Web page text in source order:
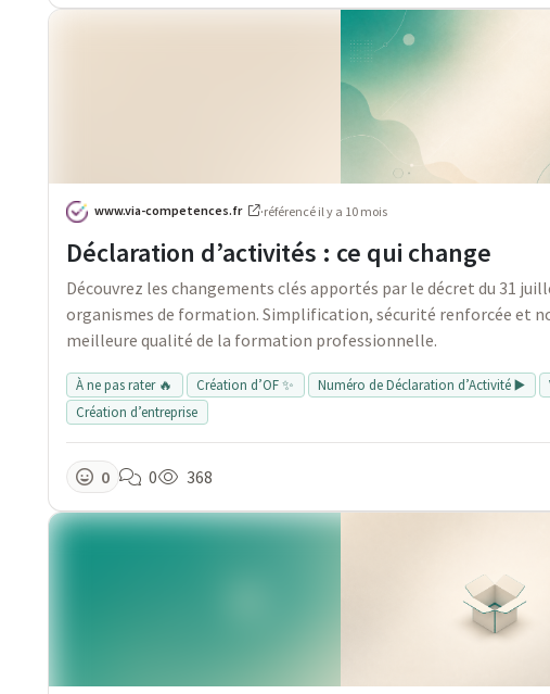
www.via-competences.fr ·référencé il y a 10 mois
Déclaration d’activités : ce qui change
Découvrez les changements clés apportés par le décret du 31
organismes de formation. Simplification, sécurité renforcée et
meilleure qualité de la formation professionnelle.
À ne pas rater 🔥 Création d’OF ✨ Numéro de Déclaration d’Activité ▶️
Création d’entreprise
0 0 368